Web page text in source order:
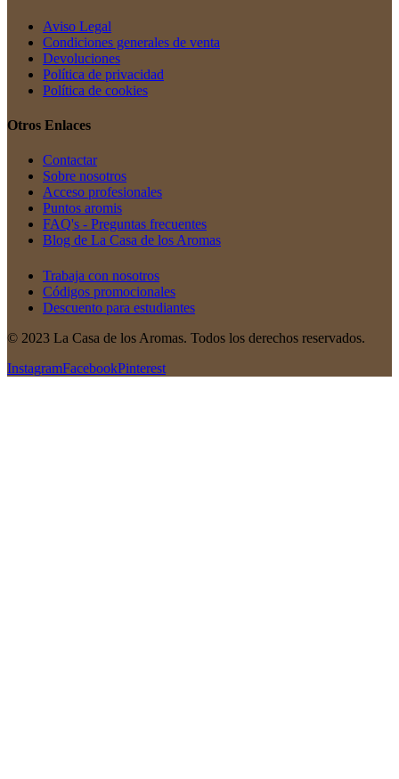
Aviso Legal
Condiciones generales de venta
Devoluciones
Política de privacidad
Política de cookies
Otros Enlaces
Contactar
Sobre nosotros
Acceso profesionales
Puntos aromis
FAQ's - Preguntas frecuentes
Blog de La Casa de los Aromas
Trabaja con nosotros
Códigos promocionales
Descuento para estudiantes
© 2023 La Casa de los Aromas. Todos los derechos reservados.
InstagramFacebookPinterest